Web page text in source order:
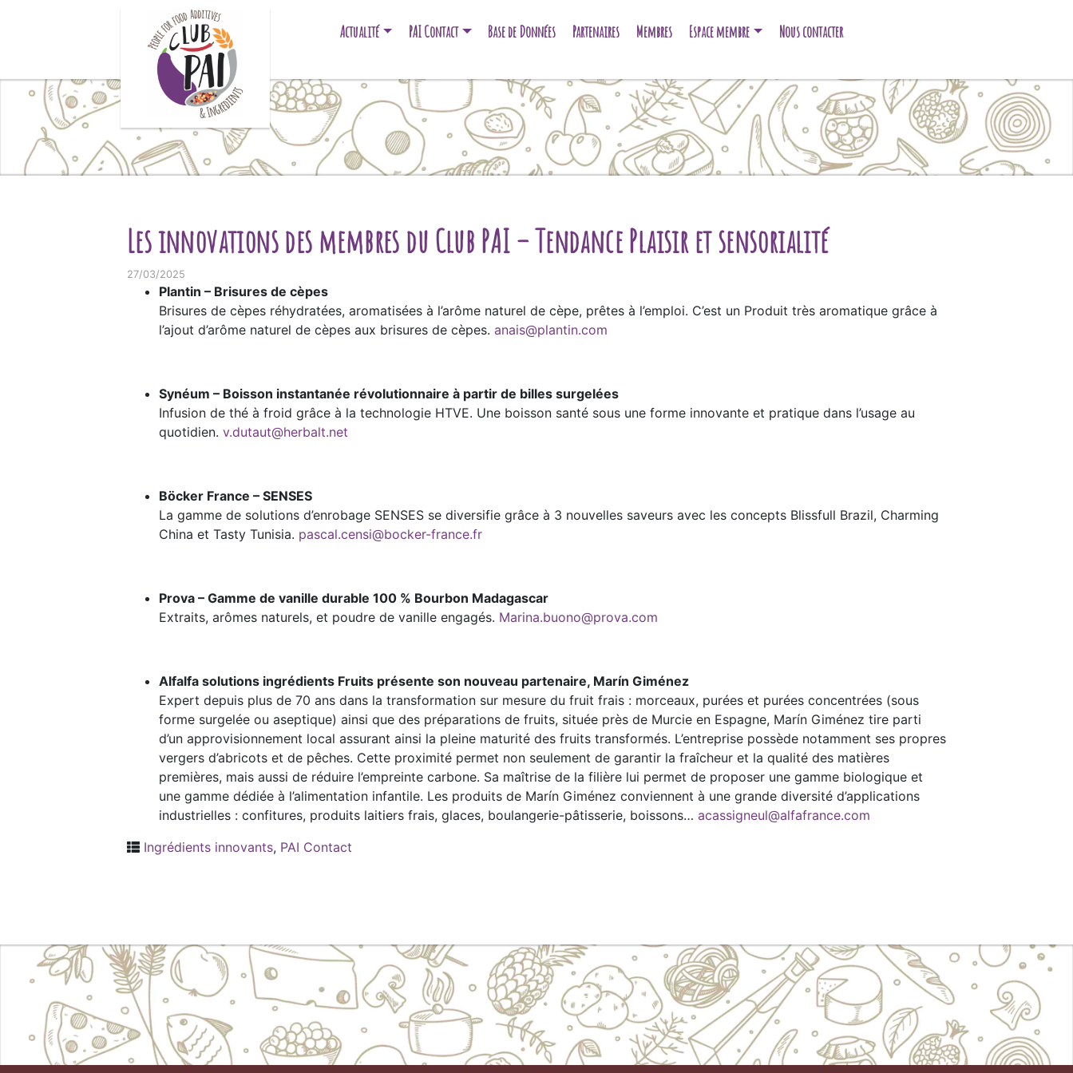
Actualité PAI Contact Base de Données Partenaires Membres Espace membre Nous contacter
Les innovations des membres du Club PAI – Tendance Plaisir et sensorialité
27/03/2025
Plantin – Brisures de cèpes
Brisures de cèpes réhydratées, aromatisées à l’arôme naturel de cèpe, prêtes à l’emploi. C’est un Produit très aromatique grâce à
l’ajout d’arôme naturel de cèpes aux brisures de cèpes. anais@plantin.com
Synéum – Boisson instantanée révolutionnaire à partir de billes surgelées
Infusion de thé à froid grâce à la technologie HTVE. Une boisson santé sous une forme innovante et pratique dans l’usage au
quotidien. v.dutaut@herbalt.net
Böcker France – SENSES
La gamme de solutions d’enrobage SENSES se diversifie grâce à 3 nouvelles saveurs avec les concepts Blissfull Brazil, Charming
China et Tasty Tunisia. pascal.censi@bocker-france.fr
Prova – Gamme de vanille durable 100 % Bourbon Madagascar
Extraits, arômes naturels, et poudre de vanille engagés. Marina.buono@prova.com
Alfalfa solutions ingrédients Fruits présente son nouveau partenaire, Marín Giménez
Expert depuis plus de 70 ans dans la transformation sur mesure du fruit frais : morceaux, purées et purées concentrées (sous
forme surgelée ou aseptique) ainsi que des préparations de fruits, située près de Murcie en Espagne, Marín Giménez tire parti
d’un approvisionnement local assurant ainsi la pleine maturité des fruits transformés. L’entreprise possède notamment ses propres
vergers d’abricots et de pêches. Cette proximité permet non seulement de garantir la fraîcheur et la qualité des matières
premières, mais aussi de réduire l’empreinte carbone. Sa maîtrise de la filière lui permet de proposer une gamme biologique et
une gamme dédiée à l’alimentation infantile. Les produits de Marín Giménez conviennent à une grande diversité d’applications
industrielles : confitures, produits laitiers frais, glaces, boulangerie-pâtisserie, boissons… acassigneul@alfafrance.com
Ingrédients innovants, PAI Contact